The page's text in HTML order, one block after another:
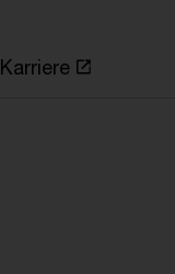
Karriere